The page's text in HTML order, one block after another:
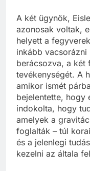
A két ügynök,
azonosak voltak,
helyett a
inkább vacsorázni
berácsozva, a
tevékenységét. A
amikor ismét
bejelentette, hogy
indokolta, hogy
amelyek a
foglalták – túl
és a jelenlegi
kezelni az általa